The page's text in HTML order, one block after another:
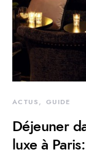
ACTUS GUIDE
Déjeuner
luxe à